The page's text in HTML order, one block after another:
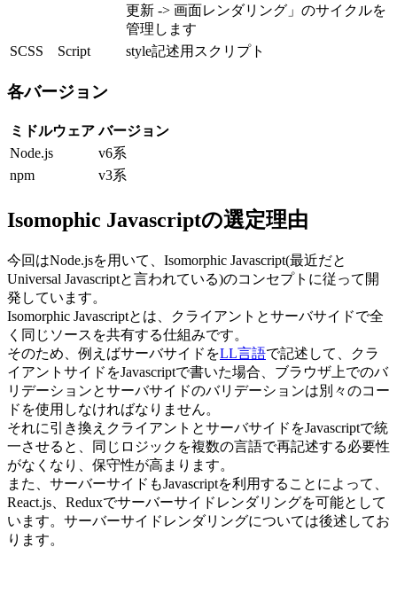
更新 -> 画面レンダリング」のサイクルを
管理します
SCSS
Script style記述用スクリプト
各バージョン
ミドルウェア バージョン
Node.js
v6系
npm
v3系
Isomophic Javascriptの選定理由
今回はNode.jsを用いて、Isomorphic Javascript(最近だと
Universal Javascriptと言われている)のコンセプトに従って開
発しています。
Isomorphic Javascriptとは、クライアントとサーバサイドで全
く同じソースを共有する仕組みです。
そのため、例えばサーバサイドをLL言語で記述して、クラ
イアントサイドをJavascriptで書いた場合、ブラウザ上でのバ
リデーションとサーバサイドのバリデーションは別々のコー
ドを使用しなければなりません。
それに引き換えクライアントとサーバサイドをJavascriptで統
一させると、同じロジックを複数の言語で再記述する必要性
がなくなり、保守性が高まります。
また、サーバーサイドもJavascriptを利用することによって、
React.js、Reduxでサーバーサイドレンダリングを可能として
います。サーバーサイドレンダリングについては後述してお
ります。